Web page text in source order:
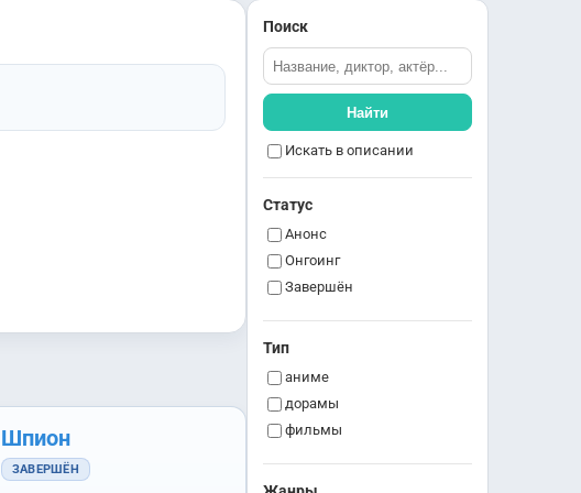
Шпион
ЗАВЕРШЁН
Поиск
Найти
Искать в описании
Статус
Анонс
Онгоинг
Завершён
Тип
аниме
дорамы
фильмы